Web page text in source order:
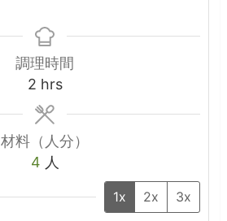
調理時間
2hours
hrs
材料（人分）
4 人
1x 2x 3x